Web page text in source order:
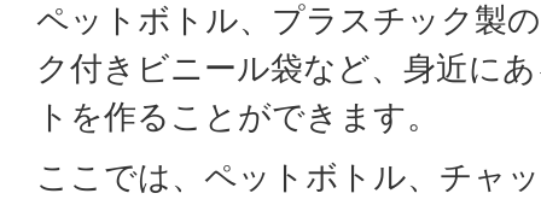
ペットボトル、プラスチック製
ク付きビニール袋など、身近に
トを作ることができます。
ここでは、ペットボトル、チャ